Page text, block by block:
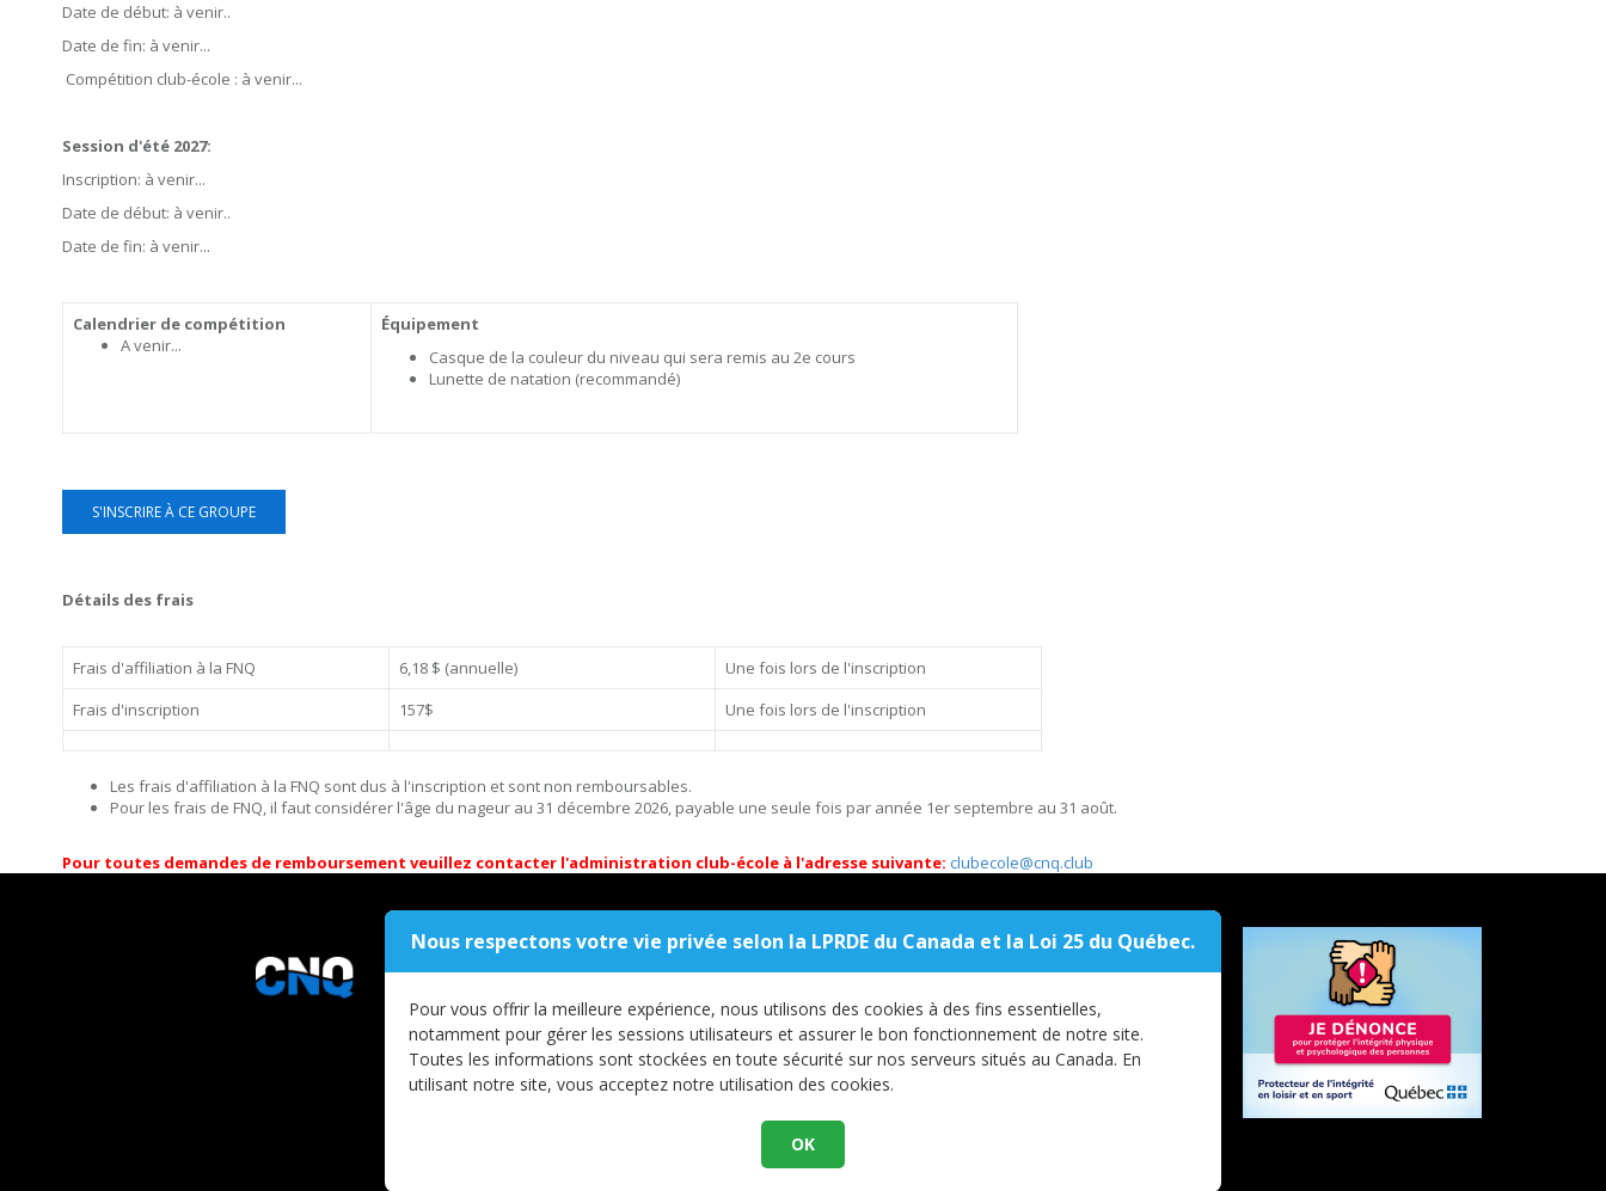
Date de début: à venir..
Date de fin: à venir...
Compétition club-école : à venir...
Session d'été 2027:
Inscription: à venir...
Date de début: à venir..
Date de fin: à venir...
Calendrier de compétition
A venir...
Équipement
Casque de la couleur du niveau qui sera remis au 2e cours
Lunette de natation (recommandé)
S'INSCRIRE À CE GROUPE
Détails des frais
Frais d'affiliation à la FNQ 6,18 $ (annuelle)
Une fois lors de l'inscription
Frais d'inscription
157$ Une fois lors de l'inscription
Les frais d'affiliation à la FNQ sont dus à l'inscription et sont non remboursables.
Pour les frais de FNQ, il faut considérer l'âge du nageur au 31 décembre 2026, payable une seule fois par année 1er septembre au 31 août.
Pour toutes demandes de remboursement veuillez contacter l'administration club-école à l'adresse suivante: clubecole@cnq.club
Club de natation région de Québec | Tous droits réservés.
Nous respectons votre vie privée selon la LPRDE du Canada et la Loi 25 du Québec.
Pour vous offrir la meilleure expérience, nous utilisons des cookies à des fins essentielles,
notamment pour gérer les sessions utilisateurs et assurer le bon fonctionnement de notre site.
Toutes les informations sont stockées en toute sécurité sur nos serveurs situés au Canada. En
utilisant notre site, vous acceptez notre utilisation des cookies.
OK